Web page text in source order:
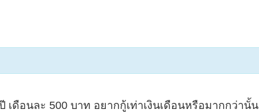
ดือนละ 500 บาท อยากกู้เท่าเงินเดือนหรือมากกว่านั้น